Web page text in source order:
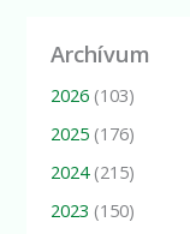
Archívum
2026 (103)
2025 (176)
2024(215)
2023 (150)